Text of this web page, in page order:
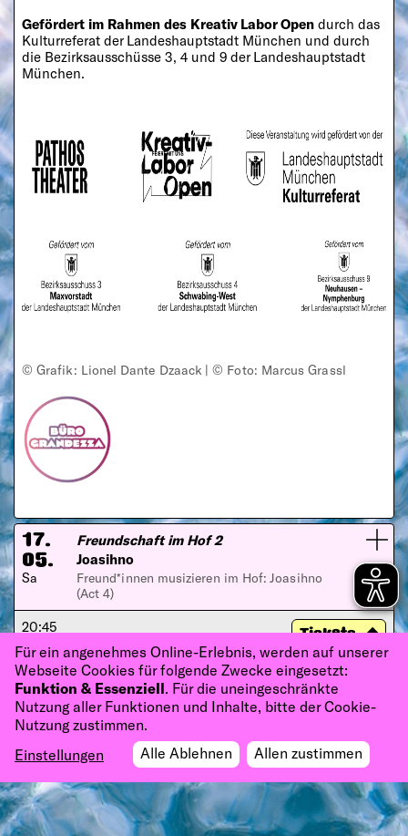
Gefördert im Rahmen des Kreativ Labor Open durch das
Kulturreferat der Landeshauptstadt München und durch
die Bezirksausschüsse 3, 4 und 9 der Landeshauptstadt
München.
© Grafik: Lionel Dante Dzaack | © Foto: Marcus Grassl
17.
05.
Sa
Freundschaft im Hof 2
Joasihno
Freund*innen musizieren im Hof: Joasihno
(Act 4)
20:45
PATHOS theater (Hof)
Tickets
Für ein angenehmes Online-Erlebnis, werden auf unserer
Webseite Cookies für folgende Zwecke eingesetzt:
Funktion & Essenziell. Für die uneingeschränkte
Nutzung aller Funktionen und Inhalte, bitte der Cookie-
Nutzung zustimmen.
Einstellungen
Alle Ablehnen Allen zustimmen